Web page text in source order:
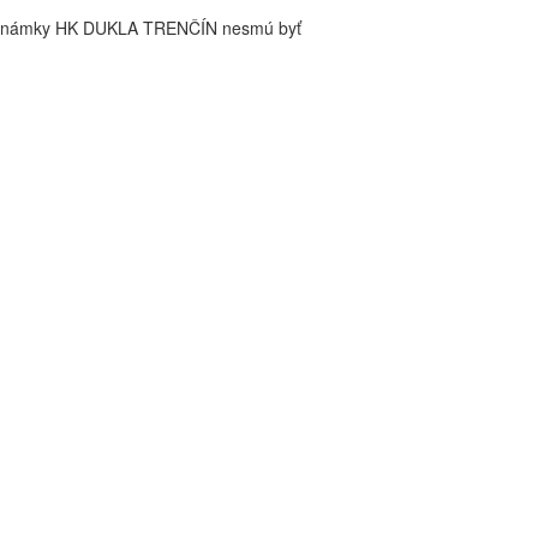
HK DUKLA TRENČÍN nesmú byť